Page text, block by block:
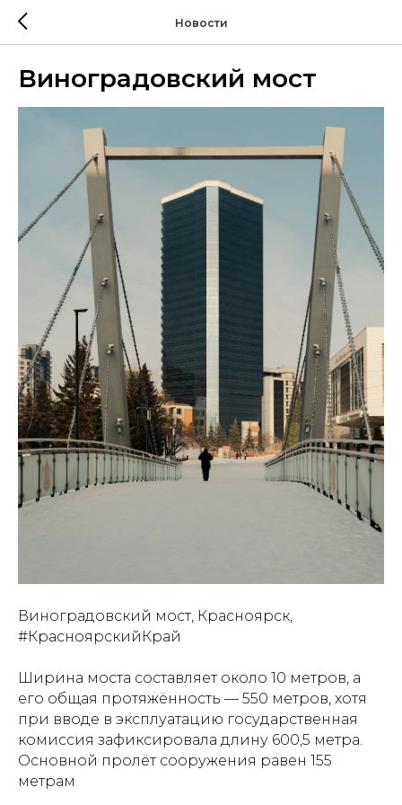
Новости
Виноградовский мост
Виноградовский мост, Красноярск,
#КрасноярскийКрай
Ширина моста составляет около 10 метров, а
его общая протяжённость — 550 метров, хотя
при вводе в эксплуатацию государственная
комиссия зафиксировала длину 600,5 метра.
Основной пролёт сооружения равен 155
метрам